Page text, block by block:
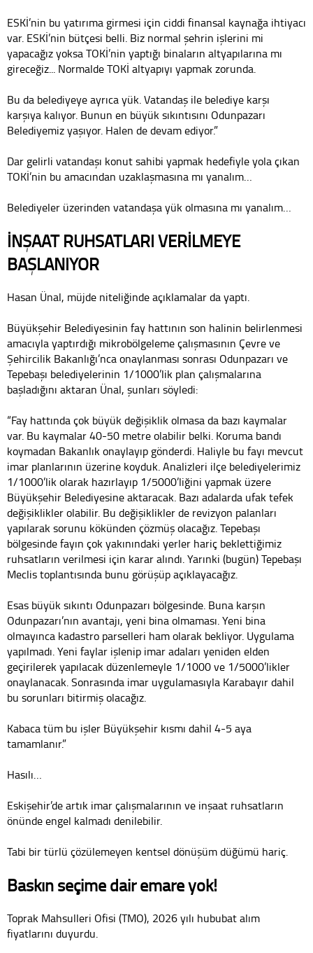
ESKİ’nin bu yatırıma girmesi için ciddi finansal kaynağa ihtiyacı
var. ESKİ’nin bütçesi belli. Biz normal şehrin işlerini mi
yapacağız yoksa TOKİ’nin yaptığı binaların altyapılarına mı
gireceğiz... Normalde TOKİ altyapıyı yapmak zorunda.
Bu da belediyeye ayrıca yük. Vatandaş ile belediye karşı
karşıya kalıyor. Bunun en büyük sıkıntısını Odunpazarı
Belediyemiz yaşıyor. Halen de devam ediyor.”
Dar gelirli vatandaşı konut sahibi yapmak hedefiyle yola çıkan
TOKİ’nin bu amacından uzaklaşmasına mı yanalım…
Belediyeler üzerinden vatandaşa yük olmasına mı yanalım…
İNŞAAT RUHSATLARI VERİLMEYE
BAŞLANIYOR
Hasan Ünal, müjde niteliğinde açıklamalar da yaptı.
Büyükşehir Belediyesinin fay hattının son halinin belirlenmesi
amacıyla yaptırdığı mikrobölgeleme çalışmasının Çevre ve
Şehircilik Bakanlığı’nca onaylanması sonrası Odunpazarı ve
Tepebaşı belediyelerinin 1/1000’lik plan çalışmalarına
başladığını aktaran Ünal, şunları söyledi:
“Fay hattında çok büyük değişiklik olmasa da bazı kaymalar
var. Bu kaymalar 40-50 metre olabilir belki. Koruma bandı
koymadan Bakanlık onaylayıp gönderdi. Haliyle bu fayı mevcut
imar planlarının üzerine koyduk. Analizleri ilçe belediyelerimiz
1/1000’lik olarak hazırlayıp 1/5000’liğini yapmak üzere
Büyükşehir Belediyesine aktaracak. Bazı adalarda ufak tefek
değişiklikler olabilir. Bu değişiklikler de revizyon palanları
yapılarak sorunu kökünden çözmüş olacağız. Tepebaşı
bölgesinde fayın çok yakınındaki yerler hariç beklettiğimiz
ruhsatların verilmesi için karar alındı. Yarınki (bugün) Tepebaşı
Meclis toplantısında bunu görüşüp açıklayacağız.
Esas büyük sıkıntı Odunpazarı bölgesinde. Buna karşın
Odunpazarı’nın avantajı, yeni bina olmaması. Yeni bina
olmayınca kadastro parselleri ham olarak bekliyor. Uygulama
yapılmadı. Yeni faylar işlenip imar adaları yeniden elden
geçirilerek yapılacak düzenlemeyle 1/1000 ve 1/5000’likler
onaylanacak. Sonrasında imar uygulamasıyla Karabayır dahil
bu sorunları bitirmiş olacağız.
Kabaca tüm bu işler Büyükşehir kısmı dahil 4-5 aya
tamamlanır.”
Hasılı…
Eskişehir’de artık imar çalışmalarının ve inşaat ruhsatların
önünde engel kalmadı denilebilir.
Tabi bir türlü çözülemeyen kentsel dönüşüm düğümü hariç.
Baskın seçime dair emare yok!
Toprak Mahsulleri Ofisi (TMO), 2026 yılı hububat alım
fiyatlarını duyurdu.